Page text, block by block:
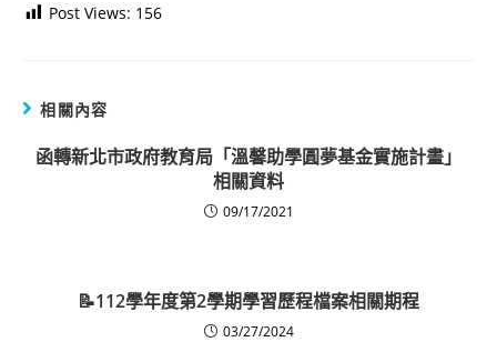
Post Views: 156
相關內容
函轉新北市政府教育局「溫馨助學圓夢基金實施計畫」
相關資料
09/17/2021
📝112學年度第2學期學習歷程檔案相關期程
03/27/2024